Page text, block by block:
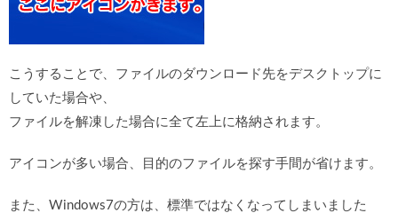
こうすることで、ファイルのダウンロード先をデスクトップに
していた場合や、
ファイルを解凍した場合に全て左上に格納されます。
アイコンが多い場合、目的のファイルを探す手間が省けます。
また、Windows7の方は、標準ではなくなってしまいました